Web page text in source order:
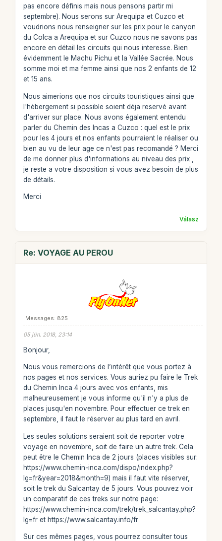
pas encore définis mais nous pensons partir mi
septembre). Nous serons sur Arequipa et Cuzco et
voudrions nous renseigner sur les prix pour le canyon
du Colca a Arequipa et sur Cuzco nous ne savons pas
encore en détail les circuits qui nous interesse. Bien
évidemment le Machu Pichu et la Vallée Sacrée. Nous
somme moi et ma femme ainsi que nos 2 enfants de 12
et 15 ans.
Nous aimerions que nos circuits touristiques ainsi que
l'hébergement si possible soient déja reservé avant
d'arriver sur place. Nous avons également entendu
parler du Chemin des Incas a Cuzco : quel est le prix
pour les 4 jours et nos enfants pourraient le réaliser ou
bien au vu de leur age ce n'est pas recomandé ? Merci
de me donner plus d'informations au niveau des prix ,
je reste a votre disposition si vous avez besoin de plus
de détails.
Merci
Válasz
Re: VOYAGE AU PEROU
Messages: 825
05 jún. 2018, 23:14
Bonjour,
Nous vous remercions de l’intérêt que vous portez à
nos pages et nos services. Vous auriez pu faire le Trek
du Chemin Inca 4 jours avec vos enfants, mis
malheureusement je vous informe qu'il n'y a plus de
places jusqu'en novembre. Pour effectuer ce trek en
septembre, il faut le réserver au plus tard en avril.
Les seules solutions seraient soit de reporter votre
voyage en novembre, soit de faire un autre trek. Cela
peut être le Chemin Inca de 2 jours (places visibles sur:
https://www.chemin-inca.com/dispo/index.php?
lg=fr&year=2018&month=9) mais il faut vite réserver,
soit le trek du Salcantay de 5 jours. Vous pouvez voir
un comparatif de ces treks sur notre page:
https://www.chemin-inca.com/trek/trek_salcantay.php?
lg=fr et https://www.salcantay.info/fr
Sur ces mêmes pages, vous pourrez consulter tous